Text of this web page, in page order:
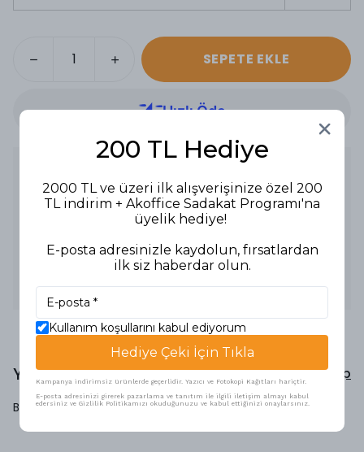
SEPETE EKLE
Ürün Tipi: Keçeli Kalem
Renk: 6 farklı renk
- 6 farklı renkli keçeli kalem seti.
- Canlı renkler ve net yazılar sağlar.
- Dayanıklı uç ve uzun süreli kullanım sunar.
kullanılır.
Yorumlar Yorum Yap
Bu ürün için henüz yorum yapılmamış.
200 TL Hediye
2000 TL ve üzeri ilk alışverişinize özel 200
TL indirim + Akoffice Sadakat Programı'na
üyelik hediye!
E-posta adresinizle kaydolun, fırsatlardan
ilk siz haberdar olun.
Kullanım koşullarını kabul ediyorum
Hediye Çeki İçin Tıkla
Kampanya indirimsiz ürünlerde geçerlidir. Yazıcı ve Fotokopi Kağıtları hariçtir.
E-posta adresinizi girerek pazarlama ve tanıtım ile ilgili iletişim almayı kabul
edersiniz ve Gizlilik Politikamızı okuduğunuzu ve kabul ettiğinizi onaylarsınız.